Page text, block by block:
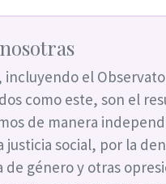
el
como este, son el
de manera
justicia social, por la
género y otras